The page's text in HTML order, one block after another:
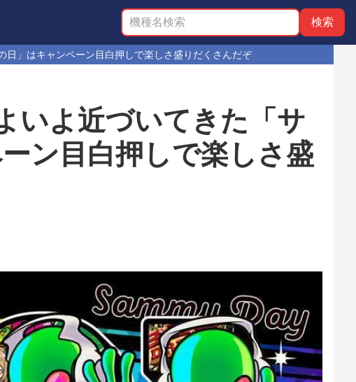
日」はキャンペーン目白押しで楽しさ盛りだくさんだぞ
いよ近づいてきた「サ
ン目白押しで楽しさ盛